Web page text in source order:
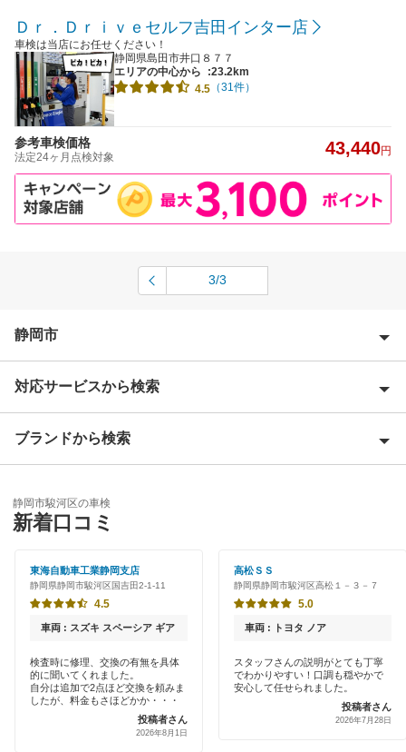
Ｄｒ．Ｄｒｉｖｅセルフ吉田インター店
車検は当店にお任せください！
静岡県島田市井口８７７
エリアの中心から
:23.2km
4.5 （31件）
参考車検価格
法定24ヶ月点検対象 43,440円
3/3
静岡市
静岡市葵区
静岡市
対応サービスから検索
Award 受賞店
特典あり
クレジットカードOK
土日祝OK
代車あり
輸入車OK
ブランドから検索
オートバックス
伊藤忠エネクス
静岡市駿河区の車検
新着口コミ
東海自動車工業静岡支店
静岡県静岡市駿河区国吉田2-1-11
4.5
車両 : スズキ スペーシア ギア
検査時に修理、交換の有無を具体
的に聞いてくれました。
自分は追加で2点ほど交換を頼みま
したが、料金もさほどかか・・・
投稿者さん
2026年8月1日
高松ＳＳ
静岡県静岡市駿河区高松１－３－７
5.0
車両 : トヨタ ノア
スタッフさんの説明がとても丁寧
でわかりやすい！口調も穏やかで
安心して任せられました。
投稿者さん
2026年7月28日